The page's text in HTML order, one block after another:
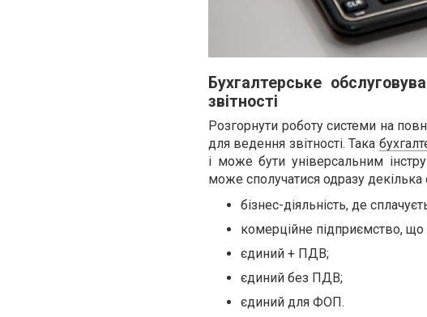
Бухгалтерське
звітності
Розгорнути роботу системи на
для ведення звітності. Така
і може бути універсальним
може сполучатися одразу декілька
бізнес-діяльність, де
комерційне підприємство,
єдиний + ПДВ;
єдиний без ПДВ;
єдиний для ФОП.